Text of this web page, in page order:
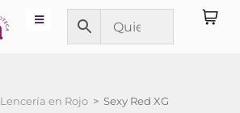
Lencería en Rojo > Sexy Red XG